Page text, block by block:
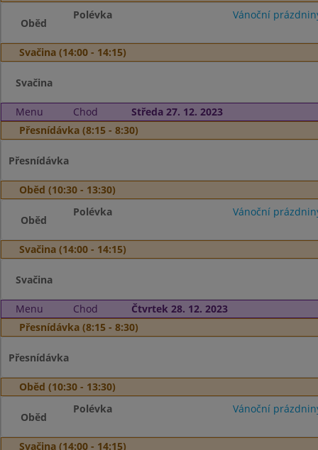
Oběd
Polévka Vánoční
Svačina (14:00 - 14:15)
Svačina
Menu Chod
Středa 27. 12. 2023
Přesnídávka (8:15 - 8:30)
Přesnídávka
Oběd (10:30 - 13:30)
Oběd
Polévka Vánoční
Svačina (14:00 - 14:15)
Svačina
Menu Chod
Čtvrtek 28. 12. 2023
Přesnídávka (8:15 - 8:30)
Přesnídávka
Oběd (10:30 - 13:30)
Oběd
Polévka Vánoční
Svačina (14:00 - 14:15)